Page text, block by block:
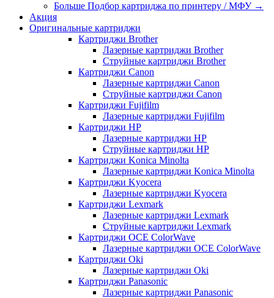
Больше Подбор картриджа по принтеру / МФУ →
Акция
Оригинальные картриджи
Картриджи Brother
Лазерные картриджи Brother
Струйные картриджи Brother
Картриджи Canon
Лазерные картриджи Canon
Струйные картриджи Canon
Картриджи Fujifilm
Лазерные картриджи Fujifilm
Картриджи HP
Лазерные картриджи HP
Струйные картриджи HP
Картриджи Konica Minolta
Лазерные картриджи Konica Minolta
Картриджи Kyocera
Лазерные картриджи Kyocera
Картриджи Lexmark
Лазерные картриджи Lexmark
Струйные картриджи Lexmark
Картриджи OCE ColorWave
Лазерные картриджи OCE ColorWave
Картриджи Oki
Лазерные картриджи Oki
Картриджи Panasonic
Лазерные картриджи Panasonic